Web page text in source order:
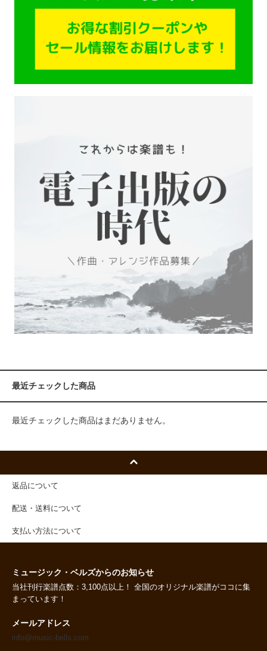
最近チェックした商品
最近チェックした商品はまだありません。
返品について
配送・送料について
支払い方法について
ミュージック・ベルズからのお知らせ
当社刊行楽譜点数：3,100点以上！ 全国のオリジナル楽譜がココに集
まっています！
メールアドレス
info@music-bells.com